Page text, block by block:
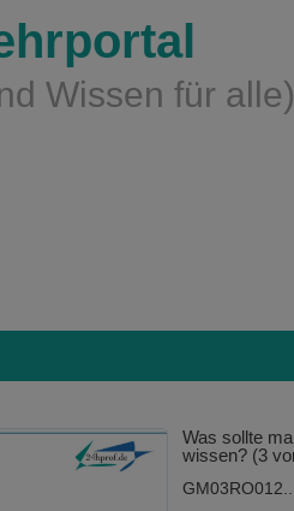
Wissen für alle)
Was sollte
wissen? (3
GM03RO012...